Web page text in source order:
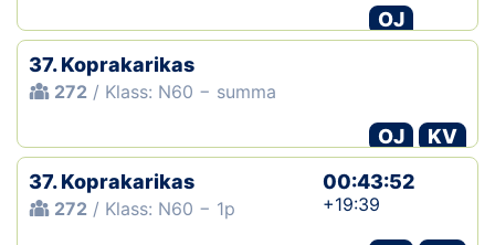
OJ
37. Koprakarikas
272 / Klass: N60 − summa
OJ
KV
37. Koprakarikas
272 / Klass: N60 − 1p
00:43:52
+19:39